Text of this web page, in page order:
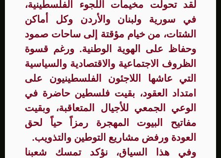
لقد تحولت مخيمات اللجوء الفلسطينية،
في سورية ولبنان والأردن وكل أماكن
الشتات، من خيام مؤقتة إلى ساحات صمود
وحفاظ على الهوية الوطنية. ورغم قسوة
الظروف الاجتماعية والاقتصادية والسياسية
التي عاشها اللاجئون الفلسطينيون على
امتداد العقود، بقيت فلسطين حاضرة في
الوعي الجمعي للأجيال المتعاقبة، وبقيت
مفاتيح البيوت المهجرة رمزاً حياً لحق
العودة ورفض مشاريع التوطين والتذويب.
وفي هذا السياق، نؤكد تمسك شعبنا